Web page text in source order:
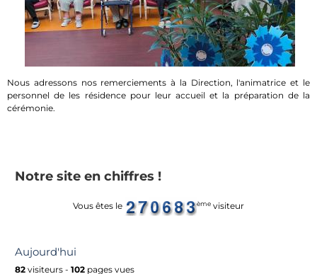
Nous adressons nos remerciements à la Direction, l'animatrice et le
personnel de les résidence pour leur accueil et la préparation de la
cérémonie.
Notre site en chiffres !
Vous êtes le ème visiteur
Aujourd'hui
82 visiteurs - 102 pages vues